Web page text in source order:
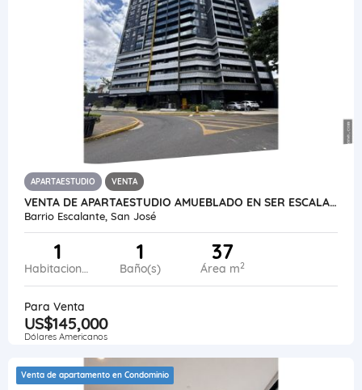
APARTAESTUDIO VENTA
VENTA DE APARTAESTUDIO AMUEBLADO EN SER ESCALANTE
Barrio Escalante, San José
1
Habitaciones
1
Baño(s)
37
Área m2
Para Venta
US$145,000
Dólares Americanos
Venta de apartamento en Condominio